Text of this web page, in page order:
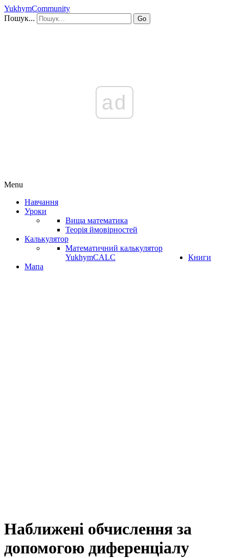
YukhymCommunity
Пошук...
Go
ad
Menu
Навчання
Уроки
Вища математика
Теорія ймовірностей
Калькулятор
Математичний калькулятор
YukhymCALC
Книги
Мапа
Наближені обчислення за
допомогою диференціалу